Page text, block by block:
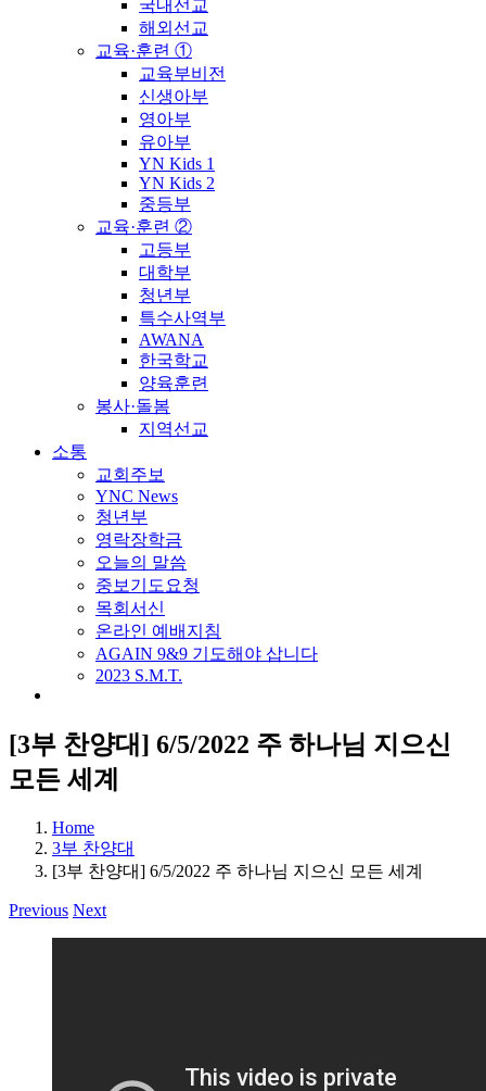
국내선교
해외선교
교육·훈련 ①
교육부비전
신생아부
영아부
유아부
YN Kids 1
YN Kids 2
중등부
교육·훈련 ②
고등부
대학부
청년부
특수사역부
AWANA
한국학교
양육훈련
봉사·돌봄
지역선교
소통
교회주보
YNC News
청년부
영락장학금
오늘의 말씀
중보기도요청
목회서신
온라인 예배지침
AGAIN 9&9 기도해야 삽니다
2023 S.M.T.
[3부 찬양대] 6/5/2022 주 하나님 지으신
모든 세계
Home
3부 찬양대
[3부 찬양대] 6/5/2022 주 하나님 지으신 모든 세계
Previous Next